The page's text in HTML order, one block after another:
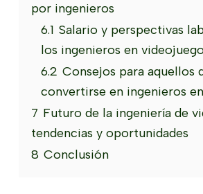
por ingenieros
6.1 Salario y perspectivas
los ingenieros en
6.2 Consejos para aquellos
convertirse en ingenieros
7 Futuro de la ingeniería de
tendencias y oportunidades
8 Conclusión